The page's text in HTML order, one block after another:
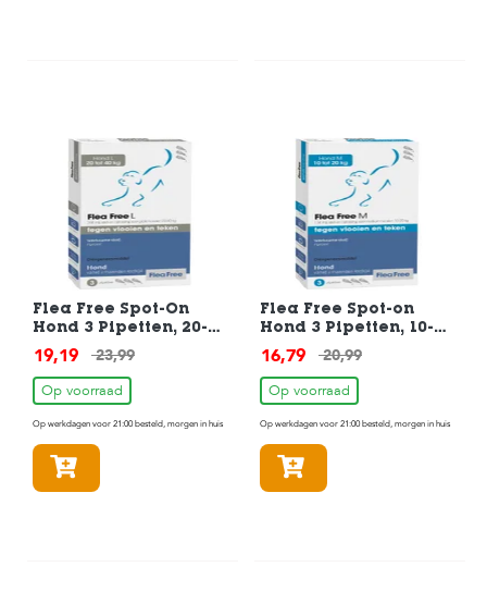
Flea Free Spot-On
Hond 3 Pipetten, 20-40
kg
23,99
19,19
Op voorraad
Op werkdagen voor 21:00 besteld, morgen in huis
Flea Free Spot-on
Hond 3 Pipetten, 10-20
kg
20,99
16,79
Op voorraad
Op werkdagen voor 21:00 besteld, morgen in huis